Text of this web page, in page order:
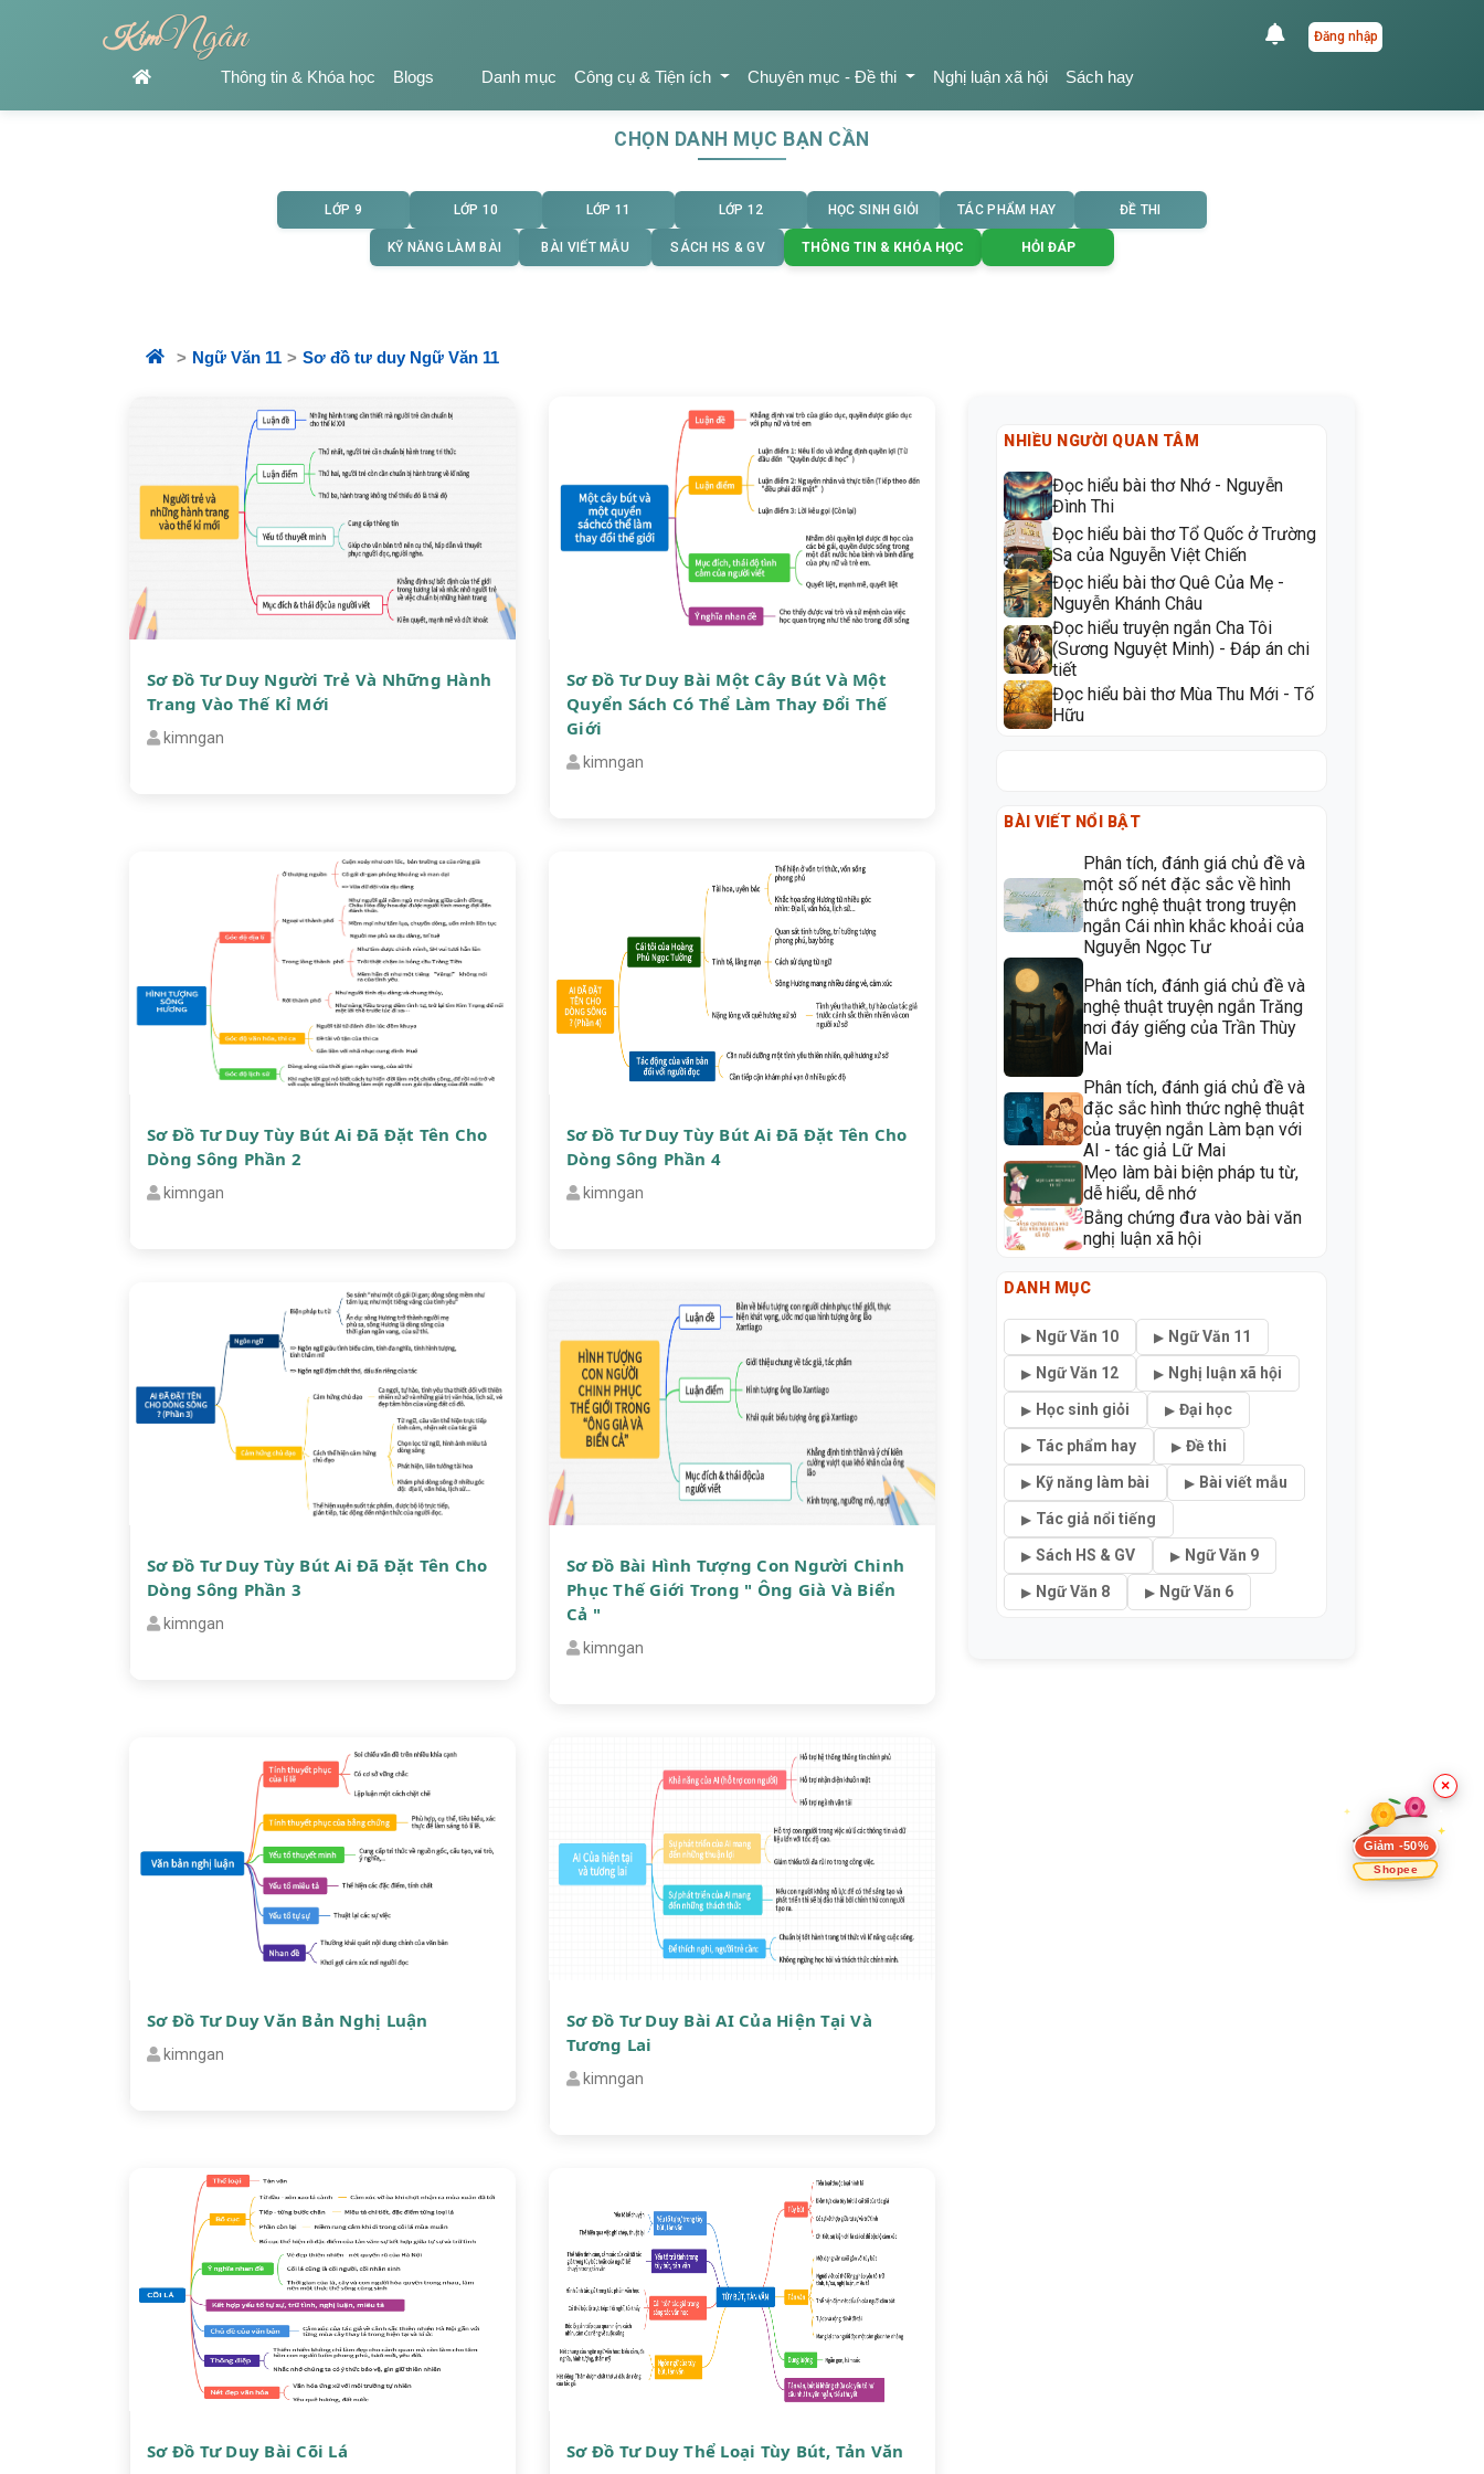
KimNgân Đăng nhập
Thông tin & Khóa học Blogs Danh mục Công cụ & Tiện ích Chuyên mục - Đề thi Nghị luận xã hội Sách hay
CHỌN DANH MỤC BẠN CẦN
LỚP 9 LỚP 10 LỚP 11 LỚP 12 HỌC SINH GIỎI TÁC PHẨM HAY ĐỀ THI
KỸ NĂNG LÀM BÀI BÀI VIẾT MẪU SÁCH HS & GV THÔNG TIN & KHÓA HỌC HỎI ĐÁP
Ngữ Văn 11 Sơ đồ tư duy Ngữ Văn 11
Sơ Đồ Tư Duy Người Trẻ Và Những Hành
Trang Vào Thế Kỉ Mới
kimngan
Sơ Đồ Tư Duy Bài Một Cây Bút Và Một
Quyển Sách Có Thể Làm Thay Đổi Thế
Giới
kimngan
Sơ Đồ Tư Duy Tùy Bút Ai Đã Đặt Tên Cho
Dòng Sông Phần 2
kimngan
Sơ Đồ Tư Duy Tùy Bút Ai Đã Đặt Tên Cho
Dòng Sông Phần 4
kimngan
Sơ Đồ Tư Duy Tùy Bút Ai Đã Đặt Tên Cho
Dòng Sông Phần 3
kimngan
Sơ Đồ Bài Hình Tượng Con Người Chinh
Phục Thế Giới Trong " Ông Già Và Biển
Cả "
kimngan
Sơ Đồ Tư Duy Văn Bản Nghị Luận
kimngan
Sơ Đồ Tư Duy Bài AI Của Hiện Tại Và
Tương Lai
kimngan
Sơ Đồ Tư Duy Bài Cõi Lá Sơ Đồ Tư Duy Thể Loại Tùy Bút, Tản Văn
NHIỀU NGƯỜI QUAN TÂM
Đọc hiểu bài thơ Nhớ - Nguyễn
Đình Thi
Đọc hiểu bài thơ Tổ Quốc ở Trường
Sa của Nguyễn Việt Chiến
Đọc hiểu bài thơ Quê Của Mẹ -
Nguyễn Khánh Châu
Đọc hiểu truyện ngắn Cha Tôi
(Sương Nguyệt Minh) - Đáp án chi
tiết
Đọc hiểu bài thơ Mùa Thu Mới - Tố
Hữu
BÀI VIẾT NỔI BẬT
Phân tích, đánh giá chủ đề và
một số nét đặc sắc về hình
thức nghệ thuật trong truyện
ngắn Cái nhìn khắc khoải của
Nguyễn Ngọc Tư
Phân tích, đánh giá chủ đề và
nghệ thuật truyện ngắn Trăng
nơi đáy giếng của Trần Thùy
Mai
Phân tích, đánh giá chủ đề và
đặc sắc hình thức nghệ thuật
của truyện ngắn Làm bạn với
AI - tác giả Lữ Mai
Mẹo làm bài biện pháp tu từ,
dễ hiểu, dễ nhớ
Bằng chứng đưa vào bài văn
nghị luận xã hội
DANH MỤC
Ngữ Văn 10 Ngữ Văn 11
Ngữ Văn 12 Nghị luận xã hội
Học sinh giỏi Đại học
Tác phẩm hay Đề thi
Kỹ năng làm bài Bài viết mẫu
Tác giả nổi tiếng
Sách HS & GV Ngữ Văn 9
Ngữ Văn 8 Ngữ Văn 6
×
Giảm -50%
Shopee